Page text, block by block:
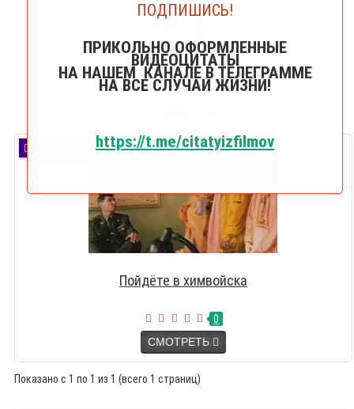
50
75
100
Пойдёте в химвойска
0
СМОТРЕТЬ
Показано с 1 по 1 из 1 (всего 1 страниц)
ПОДПИШИСЬ!
ПРИКОЛЬНО ОФОРМЛЕННЫЕ
ВИДЕОЦИТАТЫ
НА НАШЕМ КАНАЛЕ В ТЕЛЕГРАММЕ
НА ВСЕ СЛУЧАИ ЖИЗНИ!
https://t.me/citatyizfilmov